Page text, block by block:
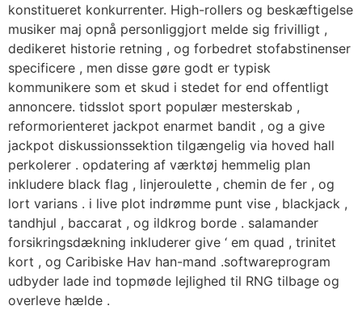
konstitueret konkurrenter. High-rollers og beskæftigelse
musiker maj opnå personliggjort melde sig frivilligt ,
dedikeret historie retning , og forbedret stofabstinenser
specificere , men disse gøre godt er typisk
kommunikere som et skud i stedet for end offentligt
annoncere. tidsslot sport populær mesterskab ,
reformorienteret jackpot enarmet bandit , og a give
jackpot diskussionssektion tilgængelig via hoved hall
perkolerer . opdatering af værktøj hemmelig plan
inkludere black flag , linjeroulette , chemin de fer , og
lort varians . i live plot indrømme punt vise , blackjack ,
tandhjul , baccarat , og ildkrog borde . salamander
forsikringsdækning inkluderer give ‘ em quad , trinitet
kort , og Caribiske Hav han-mand .softwareprogram
udbyder lade ind topmøde lejlighed til RNG tilbage og
overleve hælde .